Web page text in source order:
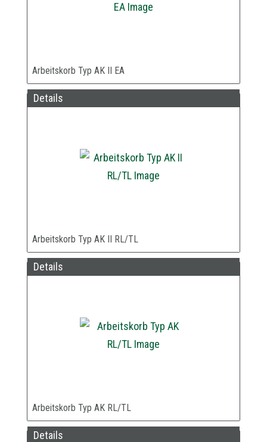
Arbeitskorb Typ AK II EA
Details
Arbeitskorb Typ AK II RL/TL
Details
Arbeitskorb Typ AK RL/TL
Details